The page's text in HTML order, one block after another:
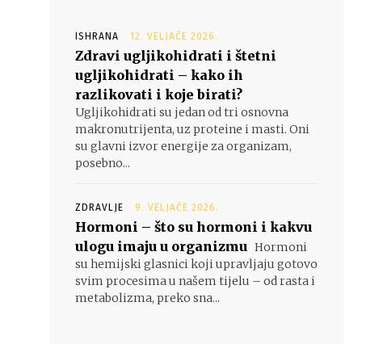
ISHRANA 12. VELJAČE 2026.
Zdravi ugljikohidrati i štetni
ugljikohidrati – kako ih
razlikovati i koje birati?
Ugljikohidrati su jedan od tri osnovna
makronutrijenta, uz proteine i masti. Oni
su glavni izvor energije za organizam,
posebno...
ZDRAVLJE 9. VELJAČE 2026.
Hormoni – što su hormoni i kakvu
ulogu imaju u organizmu Hormoni
su hemijski glasnici koji upravljaju gotovo
svim procesima u našem tijelu – od rasta i
metabolizma, preko sna...